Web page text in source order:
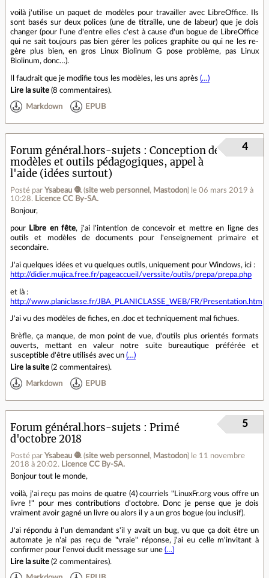
voilà j'utilise un paquet de modèles pour travailler avec LibreOffice. Ils
sont basés sur deux polices (une de titraille, une de labeur) que je dois
changer (pour l'une d'entre elles c'est à cause d'un bogue de LibreOffice
qui ne sait toujours pas bien gérer les polices graphite ou qui ne les re-
gère plus bien, en gros Linux Biolinum G pose problème, pas Linux
Biolinum, donc…).
Il faudrait que je modifie tous les modèles, les uns après (…)
Lire la suite (8 commentaires).
Markdown EPUB
Forum général.hors-sujets
Conception de
modèles et outils pédagogiques, appel à
l'aide (idées surtout)
Posté par Ysabeau 🧶 (site web personnel , Mastodon) le 06 mars 2019 à
10:28. Licence CC By‑SA.
4
Bonjour,
pour Libre en fête, j'ai l'intention de concevoir et mettre en ligne des
outils et modèles de documents pour l'enseignement primaire et
secondaire.
J'ai quelques idées et vu quelques outils, uniquement pour Windows, ici :
http://didier.mujica.free.fr/pageaccueil/verssite/outils/prepa/prepa.php
et là :
http://www.planiclasse.fr/JBA_PLANICLASSE_WEB/FR/Presentation.htm
J'ai vu des modèles de fiches, en .doc et techniquement mal fichues.
Brèfle, ça manque, de mon point de vue, d'outils plus orientés formats
ouverts, mettant en valeur notre suite bureautique préférée et
susceptible d'être utilisés avec un (…)
Lire la suite (2 commentaires).
Markdown EPUB
Forum général.hors-sujets
Primé
d'octobre 2018
Posté par Ysabeau 🧶 (site web personnel , Mastodon) le 11 novembre
2018 à 20:02. Licence CC By‑SA.
5
Bonjour tout le monde,
voilà, j'ai reçu pas moins de quatre (4) courriels "LinuxFr.org vous offre un
livre !" pour mes contributions d'octobre. Donc je pense que je dois
vraiment avoir gagné un livre ou alors il y a un gros bogue (ou inclusif).
J'ai répondu à l'un demandant s'il y avait un bug, vu que ça doit être un
automate je n'ai pas reçu de "vraie" réponse, j'ai eu celle m'invitant à
confirmer pour l'envoi dudit message sur une (…)
Lire la suite (2 commentaires).